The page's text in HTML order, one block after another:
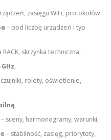
zasięgu WiFi, protokołów,
– pod liczbę urządzeń i typ
RACK, skrzynka techniczna,
,
czujniki, rolety, oświetlenie,
,
– sceny, harmonogramy, warunki,
– stabilność, zasięg, priorytety,